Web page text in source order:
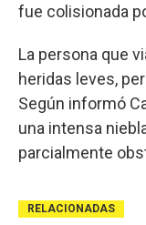
fue colisionada
La persona que
heridas leves,
Según informó
una intensa
parcialmente
RELACIONADAS